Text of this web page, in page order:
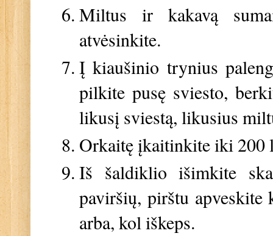
Miltus ir kakavą
atvėsinkite.
Į kiaušinio trynius
pilkite pusę sviesto,
likusį sviestą, likusius
Orkaitę įkaitinkite iki 200
Iš šaldiklio išimkite
paviršių, pirštu apveskite
arba, kol iškeps.